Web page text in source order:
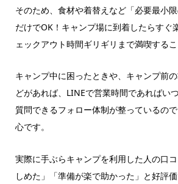
そのため、食材や着替えなど「必要最小
だけでOK！キャンプ場に到着したらすぐ
ェックアウト時間ギリギリまで満喫するこ
キャンプ中に困ったときや、キャンプ前
どがあれば、LINEで営業時間であればい
質問できるフォロー体制が整っているの
心です。
実際に手ぶらキャンプを利用した人の口
しめた」「準備が楽で助かった」と好評価